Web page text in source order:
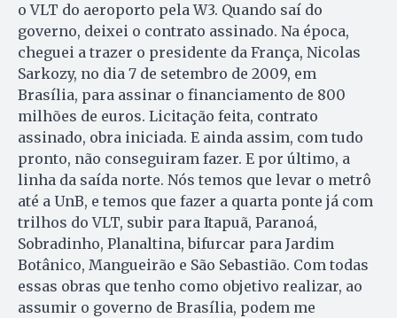
o VLT do aeroporto pela W3. Quando saí do
governo, deixei o contrato assinado. Na época,
cheguei a trazer o presidente da França, Nicolas
Sarkozy, no dia 7 de setembro de 2009, em
Brasília, para assinar o financiamento de 800
milhões de euros. Licitação feita, contrato
assinado, obra iniciada. E ainda assim, com tudo
pronto, não conseguiram fazer. E por último, a
linha da saída norte. Nós temos que levar o metrô
até a UnB, e temos que fazer a quarta ponte já com
trilhos do VLT, subir para Itapuã, Paranoá,
Sobradinho, Planaltina, bifurcar para Jardim
Botânico, Mangueirão e São Sebastião. Com todas
essas obras que tenho como objetivo realizar, ao
assumir o governo de Brasília, podem me